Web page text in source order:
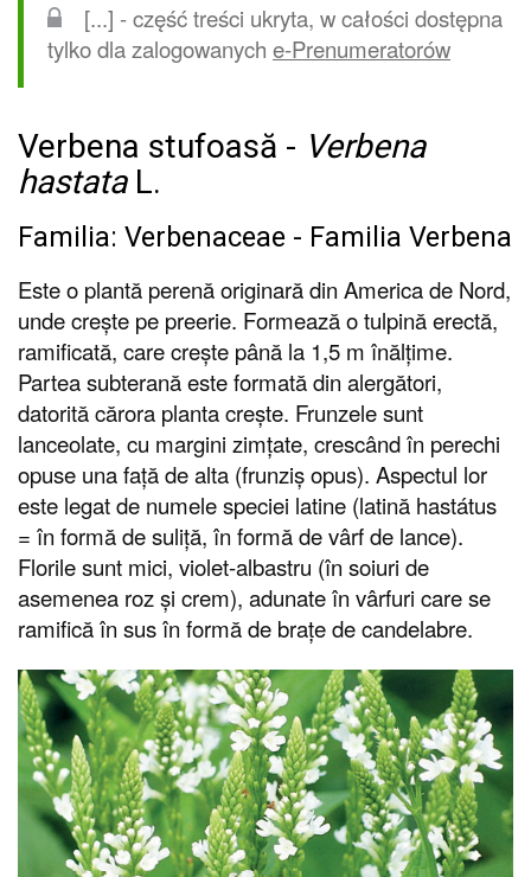
[...] - część treści ukryta, w całości dostępna
tylko dla zalogowanych e-Prenumeratorów
Verbena stufoasă - Verbena
hastataL.
Familia: Verbenaceae - Familia Verbena
Este o plantă perenă originară din America de Nord,
unde crește pe preerie. Formează o tulpină erectă,
ramificată, care crește până la 1,5 m înălțime.
Partea subterană este formată din alergători,
datorită cărora planta crește. Frunzele sunt
lanceolate, cu margini zimțate, crescând în perechi
opuse una față de alta (frunziș opus). Aspectul lor
este legat de numele speciei latine (latină hastátus
= în formă de suliță, în formă de vârf de lance).
Florile sunt mici, violet-albastru (în soiuri de
asemenea roz și crem), adunate în vârfuri care se
ramifică în sus în formă de brațe de candelabre.